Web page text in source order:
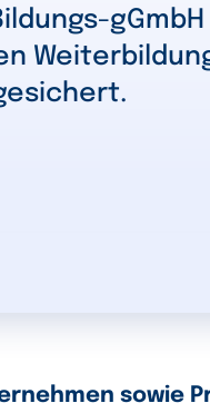
Suchen
sowie